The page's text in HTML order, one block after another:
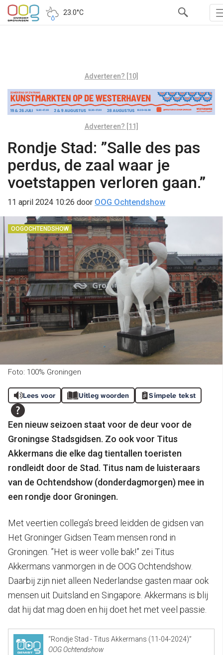
23.0°C
Adverteren? [10]
Adverteren? [11]
Rondje Stad: ”Salle des pas
perdus, de zaal waar je
voetstappen verloren gaan.”
11 april 2024 10:26 door OOG Ochtendshow
OOGOCHTENDSHOW
Foto: 100% Groningen
Lees voor Uitleg woorden Simpele tekst
Een nieuw seizoen staat voor de deur voor de
Groningse Stadsgidsen. Zo ook voor Titus
Akkermans die elke dag tientallen toeristen
rondleidt door de Stad. Titus nam de luisteraars
van de Ochtendshow (donderdagmorgen) mee in
een rondje door Groningen.
Met veertien collega’s breed leidden de gidsen van
Het Groninger Gidsen Team mensen rond in
Groningen. ”Het is weer volle bak!” zei Titus
Akkermans vanmorgen in de OOG Ochtendshow.
Daarbij zijn niet alleen Nederlandse gasten maar ook
mensen uit Duitsland en Singapore. Akkermans is blij
dat hij dat mag doen en hij doet het met veel passie.
“Rondje Stad - Titus Akkermans (11-04-2024)”
OOG Ochtendshow